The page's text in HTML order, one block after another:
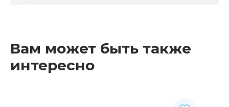
Вам может быть также
интересно